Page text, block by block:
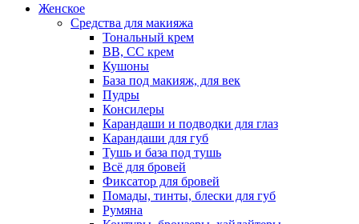
Женское
Средства для макияжа
Тональный крем
BB, CC крем
Кушоны
База под макияж, для век
Пудры
Консилеры
Карандаши и подводки для глаз
Карандаши для губ
Тушь и база под тушь
Всё для бровей
Фиксатор для бровей
Помады, тинты, блески для губ
Румяна